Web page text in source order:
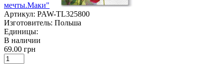
мечты.Маки"
Артикул: PAW-TL325800
Изготовитель: Польша
Единицы:
В наличии
69.00 грн